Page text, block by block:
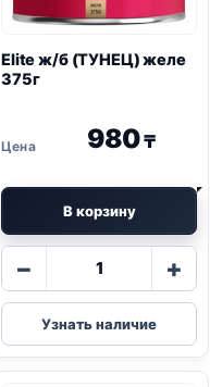
Elite ж/б (ТУНЕЦ) желе
375г
980₸
В корзину
−
Количество
Elite
ж/
б
+
Узнать наличие